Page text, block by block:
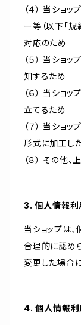
（４） 当ショ
ー等（以下「
対応のため
（５） 当ショ
知するため
（６） 当ショ
立てるため
（７） 当ショ
形式に加工し
（８） その他
3. 個人情報利
当ショップは
合理的に認め
変更した場合
4. 個人情報